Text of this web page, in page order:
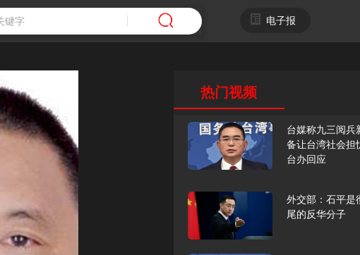
电子报
热门视频
台媒称九三阅兵
备让台湾社会担
台办回应
外交部：石平是
尾的反华分子